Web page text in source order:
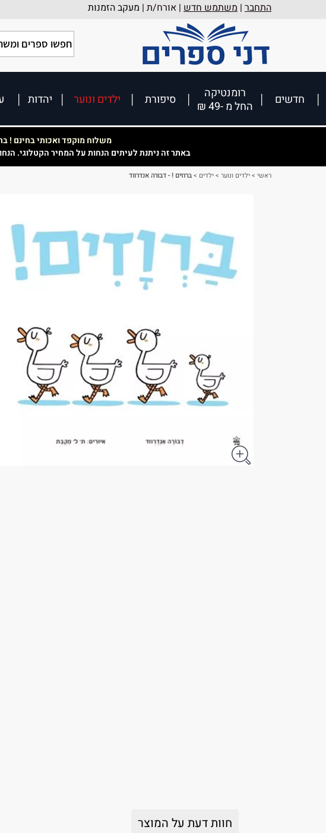
התחבר | משתמש חדש | אורח/ת | מעקב הזמנות
חדשים
רומנטיקה
החל מ -49 ₪
סיפורת ילדים ונוער יהדות
משלוח מוקפד ואכותי בחינם !
באתר זה ניתנת לעיתים הנחות על המחיר הקטלוגי.
ראשי >ילדים ונוער >ילדים >ברוזים ! - דבורה אנדרווד
חוות דעת על המוצר